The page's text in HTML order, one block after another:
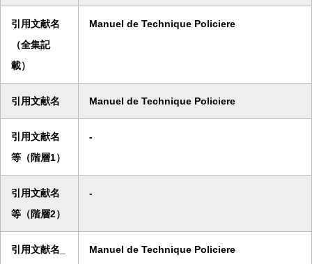
引用文献名
（全集記
載）
Manuel de Technique Policiere
引用文献名 Manuel de Technique Policiere
引用文献名
等（階層1）
-
引用文献名
等（階層2）
-
引用文献名_
Manuel de Technique Policiere